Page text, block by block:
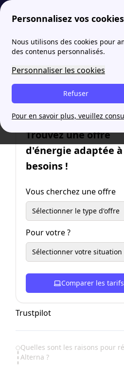
Personnalisez vos cookies
Nous utilisons des cookies pour
des contenus personnalisés.
Personnaliser les cookies
Refuser
Pour en savoir plus, veuillez
papernest MoreAlterna
Trouvez une offre
d'énergie adaptée à
besoins !
Vous cherchez une offre
Sélectionner le type d'offre
Pour votre ?
Sélectionner votre situation
Comparer les tarifs
Trustpilot
Table of Contents
Quelles sont les raisons pour
Alterna ?